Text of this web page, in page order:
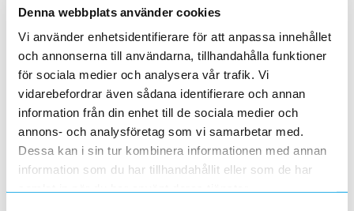
Denna webbplats använder cookies
Vi använder enhetsidentifierare för att anpassa innehållet
och annonserna till användarna, tillhandahålla funktioner
för sociala medier och analysera vår trafik. Vi
vidarebefordrar även sådana identifierare och annan
information från din enhet till de sociala medier och
annons- och analysföretag som vi samarbetar med.
Dessa kan i sin tur kombinera informationen med annan
information som du har tillhandahållit eller som de har
samlat in när du har använt deras tjänster.
Visa produkter från alla underliggande kategorier
Skarvhylsa
Draghållfasta
skarvrör
Visa produkter från alla underliggande kategorier